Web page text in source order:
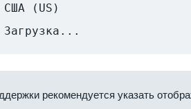
США (US)
Загрузка...
рекомендуется указать